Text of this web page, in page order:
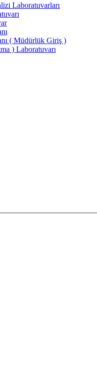
Laboratuvarları
( Müdürlük Giriş )
) Laboratuvarı